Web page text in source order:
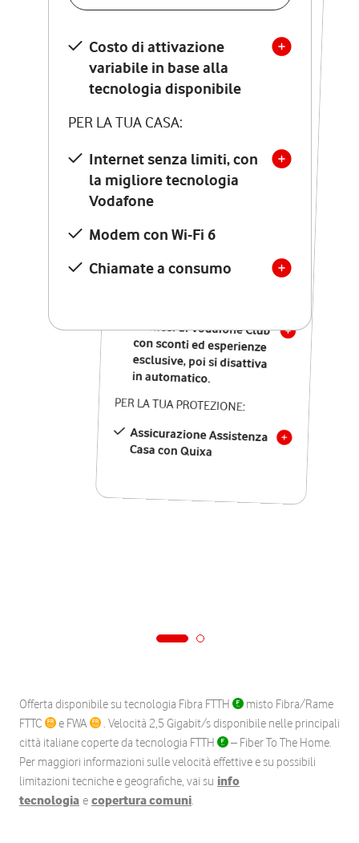
Costo di attivazione
variabile in base alla
tecnologia disponibile
PER LA TUA CASA:
Internet senza limiti, con
la migliore tecnologia
Vodafone
Modem con Wi-Fi 6
Chiamate a consumo
Costo di attivazione
variabile in base alla
tecnologia disponibile
PER LA TUA CASA:
Internet senza limiti, con
la migliore tecnologia
Vodafone
Modem Seven con Wi-Fi 7
Chiamate illimitate verso
numeri fissi e mobili
nazionali
12 mesi di Vodafone Club
con sconti ed esperienze
esclusive, poi si disattiva
in automatico.
PER LA TUA PROTEZIONE:
Assicurazione Assistenza
Casa con Quixa
Offerta disponibile su tecnologia Fibra FTTH
misto Fibra/Rame
FTTC
e FWA
. Velocità 2,5 Gigabit/s disponibile nelle principali
città italiane coperte da tecnologia FTTH
– Fiber To The Home.
Per maggiori informazioni sulle velocità effettive e su possibili
limitazioni tecniche e geografiche, vai su info
tecnologia e copertura comuni.